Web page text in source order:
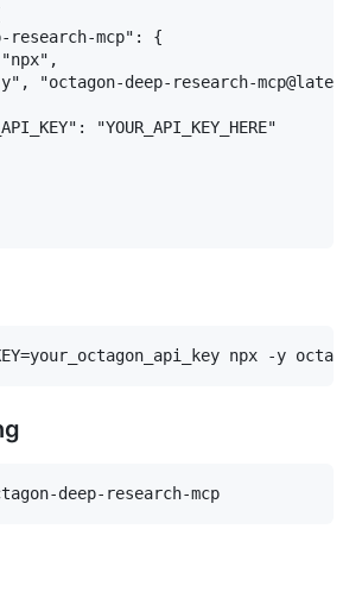
research-mcp": {
"octagon-deep-research-
"YOUR_API_KEY_HERE"